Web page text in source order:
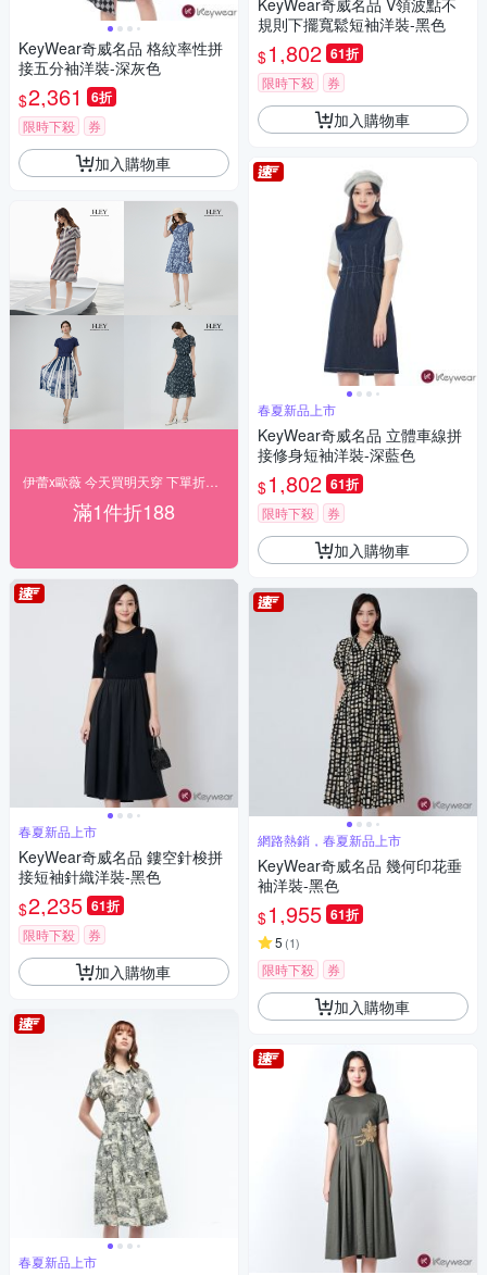
KeyWear奇威名品 格紋率性拼
接五分袖洋裝-深灰色
$2,361 6折
限時下殺 券
加入購物車
滿1件折188
春夏新品上市
KeyWear奇威名品 鏤空針梭拼
接短袖針織洋裝-黑色
$2,235 61折
限時下殺 券
加入購物車
春夏新品上市
KeyWear奇威名品 V領波點不
規則下擺寬鬆短袖洋裝-黑色
$1,802 61折
限時下殺 券
加入購物車
春夏新品上市
KeyWear奇威名品 立體車線拼
接修身短袖洋裝-深藍色
$1,802 61折
限時下殺 券
加入購物車
網路熱銷，春夏新品上市
KeyWear奇威名品 幾何印花垂
袖洋裝-黑色
$1,955 61折
5 (1)
限時下殺 券
加入購物車